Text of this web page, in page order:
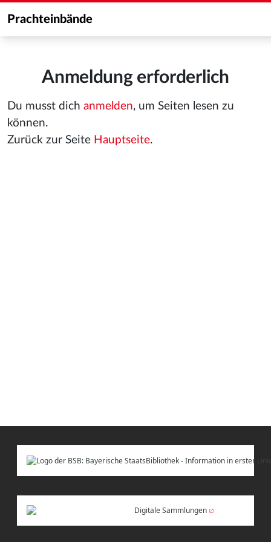
Prachteinbände
Anmeldung erforderlich
Du musst dich anmelden, um Seiten lesen zu
können.
Zurück zur Seite Hauptseite.
Digitale Sammlungen